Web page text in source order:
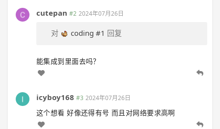
cutepan #2 2024年07月26日
对 coding #1 回复
能集成到里面去吗？
icyboy168 #3 2024年07月26日
这个想看 好像还得有号 而且对网络要求高啊